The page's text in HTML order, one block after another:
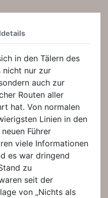
in den Tälern des
nicht nur zur
auch zur
Routen aller
hat. Von normalen
Linien in den
Führer
viele Informationen
es war dringend
zu
seit der
von „Nichts als